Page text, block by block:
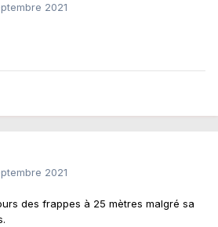
2021
2021
des frappes à 25 mètres malgré sa